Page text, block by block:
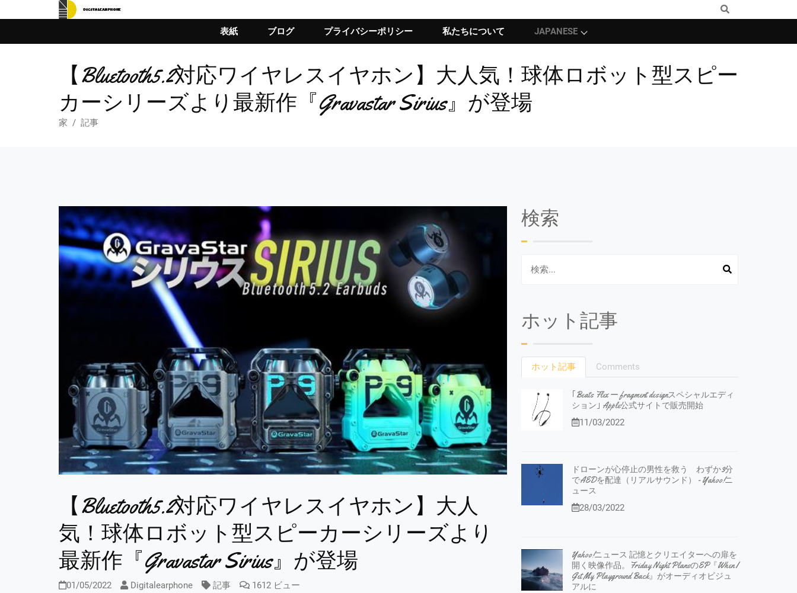
表紙 ブログ プライバシーポリシー 私たちについて JAPANESE
【Bluetooth5.2対応ワイヤレスイヤホン】大人気！球体ロボット型スピー
カーシリーズより最新作『Gravastar Sirius』が登場
家 記事
【Bluetooth5.2対応ワイヤレスイヤホン】大人
気！球体ロボット型スピーカーシリーズより
最新作『Gravastar Sirius』が登場
01/05/2022 Digitalearphone 記事 1612 ビュー
検索
ホット記事
ホット記事 Comments
｢Beats Flex ー fragment designスペシャルエディ
ション｣ Apple公式サイトで販売開始
11/03/2022
ドローンが心停止の男性を救う わずか3分
でAEDを配達（リアルサウンド） - Yahoo!ニ
ュース
28/03/2022
Yahoo!ニュース 記憶とクリエイターへの扉を
開く映像作品。Friday Night PlansのEP『When I
Get My Playground Back』がオーディオビジュ
アルに